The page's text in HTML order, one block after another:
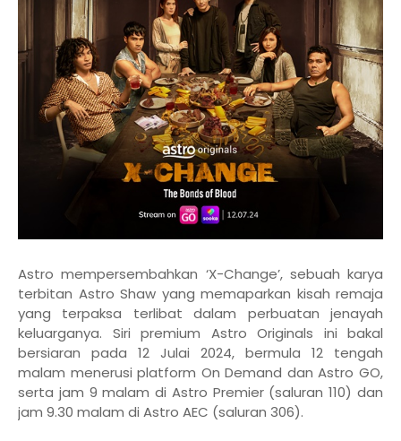
Astro mempersembahkan ‘X-Change’, sebuah karya
terbitan Astro Shaw yang memaparkan kisah remaja
yang terpaksa terlibat dalam perbuatan jenayah
keluarganya. Siri premium Astro Originals ini bakal
bersiaran pada 12 Julai 2024, bermula 12 tengah
malam menerusi platform On Demand dan Astro GO,
serta jam 9 malam di Astro Premier (saluran 110) dan
jam 9.30 malam di Astro AEC (saluran 306).